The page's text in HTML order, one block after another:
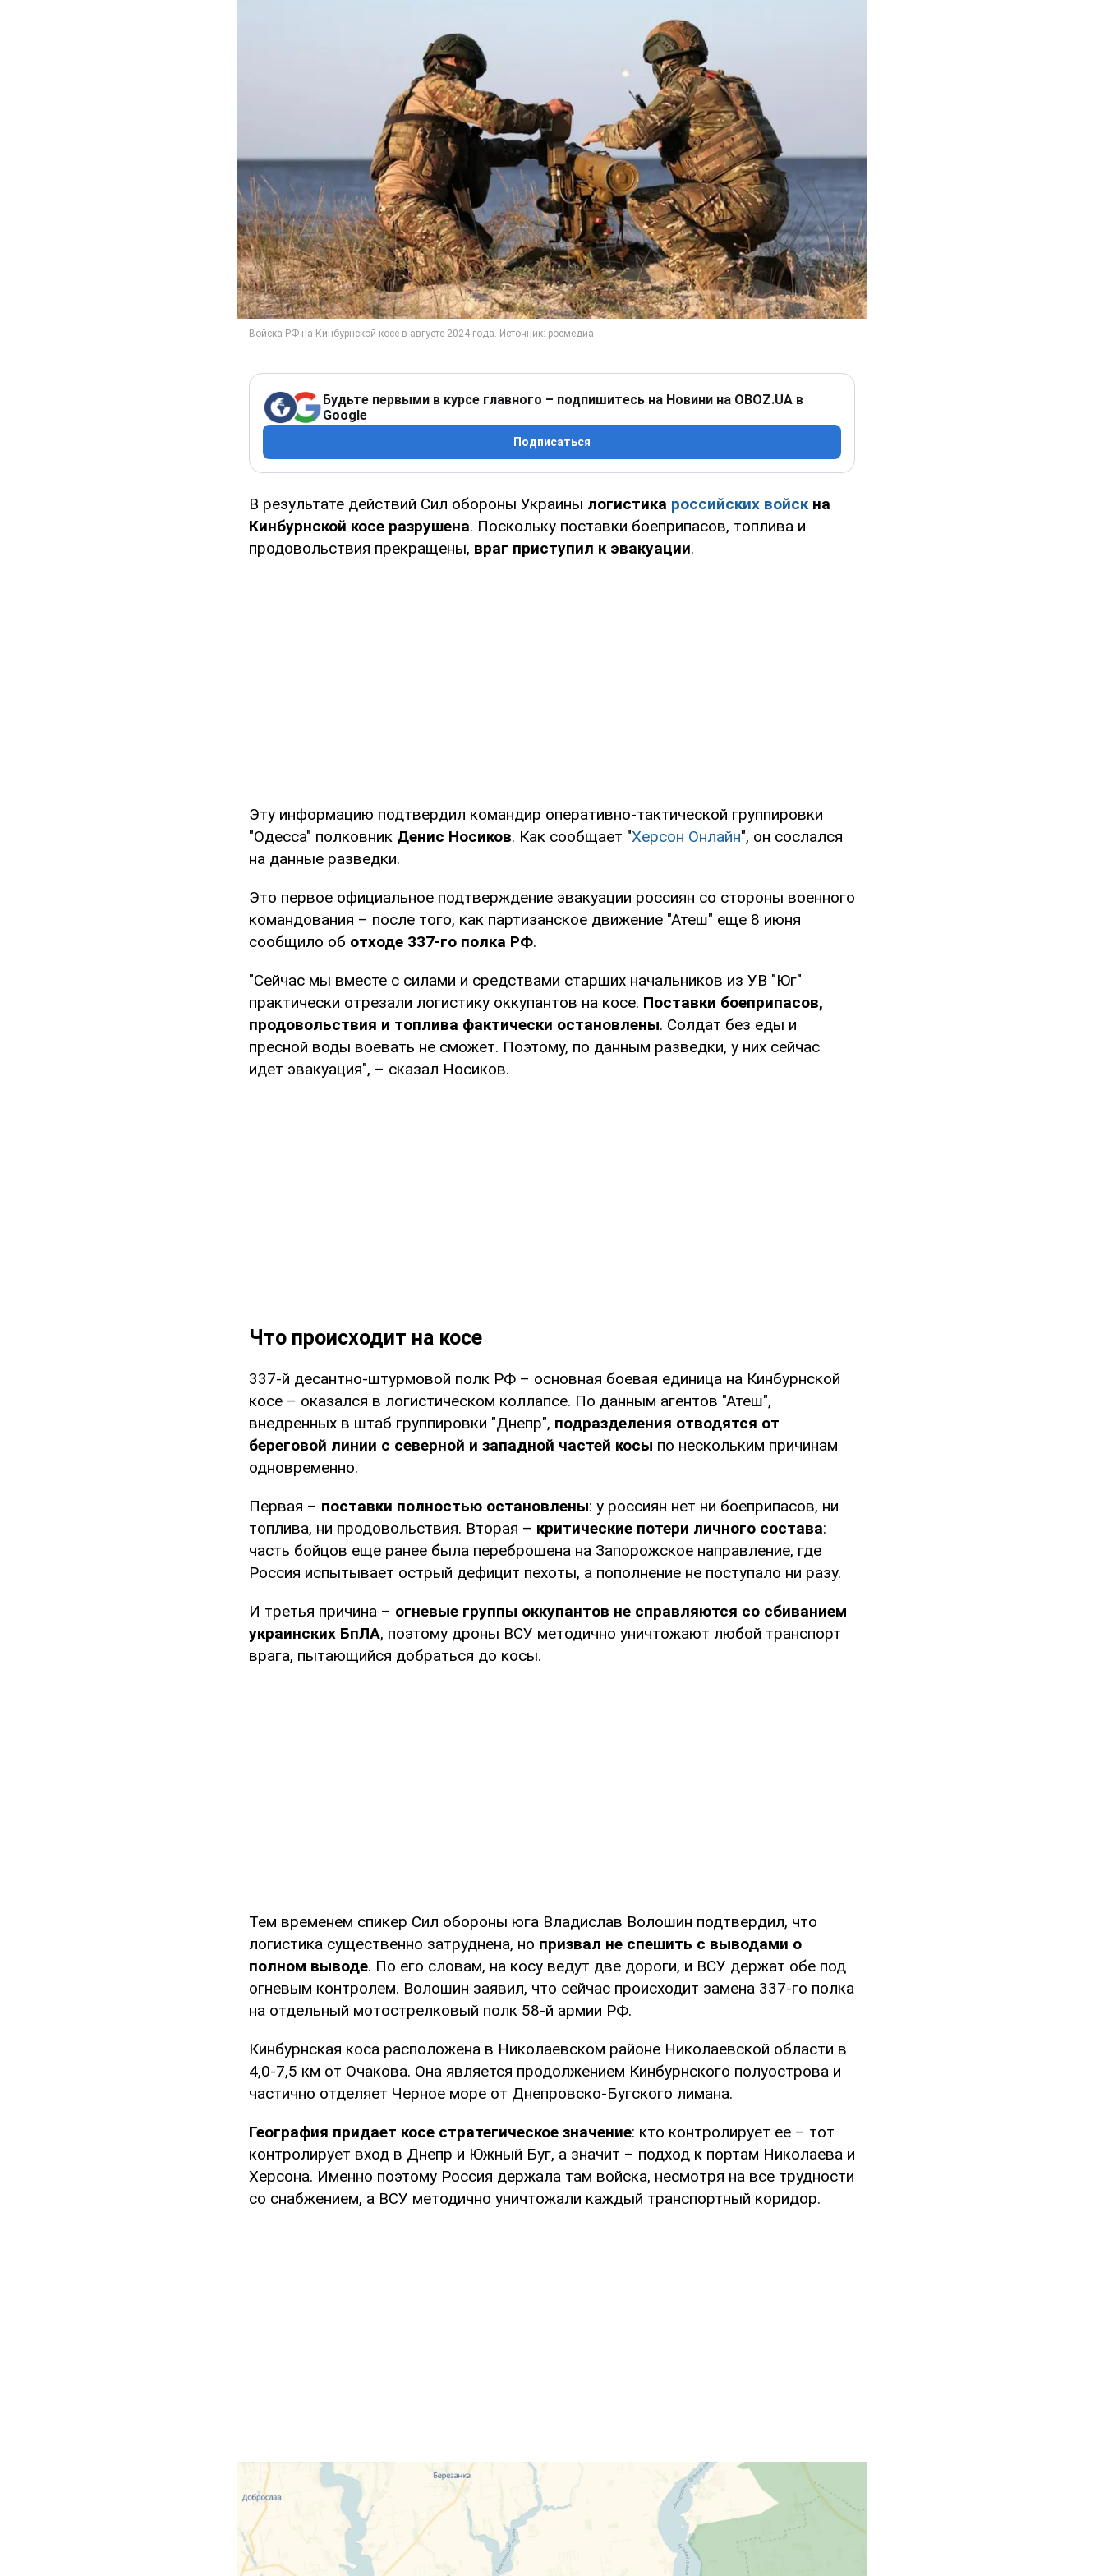
Будьте первыми в курсе главного – подпишитесь на Новини на OBOZ.UA в
Google
Подписаться
В результате действий Сил обороны Украины логистика российских войскна
Кинбурнской косе разрушена. Поскольку поставки боеприпасов, топлива и
продовольствия прекращены, враг приступил к эвакуации.
Эту информацию подтвердил командир оперативно-тактической группировки
"Одесса" полковник Денис Носиков. Как сообщает "Херсон Онлайн", он сослался
на данные разведки.
Это первое официальное подтверждение эвакуации россиян со стороны военного
командования – после того, как партизанское движение "Атеш" еще 8 июня
сообщило об отходе 337-го полка РФ.
"Сейчас мы вместе с силами и средствами старших начальников из УВ "Юг"
практически отрезали логистику оккупантов на косе. Поставки боеприпасов,
продовольствия и топлива фактически остановлены. Солдат без еды и
пресной воды воевать не сможет. Поэтому, по данным разведки, у них сейчас
идет эвакуация", – сказал Носиков.
Что происходит на косе
337-й десантно-штурмовой полк РФ – основная боевая единица на Кинбурнской
косе – оказался в логистическом коллапсе. По данным агентов "Атеш",
внедренных в штаб группировки "Днепр", подразделения отводятся от
береговой линии с северной и западной частей косы по нескольким причинам
одновременно.
Первая – поставки полностью остановлены: у россиян нет ни боеприпасов, ни
топлива, ни продовольствия. Вторая – критические потери личного состава:
часть бойцов еще ранее была переброшена на Запорожское направление, где
Россия испытывает острый дефицит пехоты, а пополнение не поступало ни разу.
И третья причина – огневые группы оккупантов не справляются со сбиванием
украинских БпЛА, поэтому дроны ВСУ методично уничтожают любой транспорт
врага, пытающийся добраться до косы.
Тем временем спикер Сил обороны юга Владислав Волошин подтвердил, что
логистика существенно затруднена, но призвал не спешить с выводами о
полном выводе. По его словам, на косу ведут две дороги, и ВСУ держат обе под
огневым контролем. Волошин заявил, что сейчас происходит замена 337-го полка
на отдельный мотострелковый полк 58-й армии РФ.
Кинбурнская коса расположена в Николаевском районе Николаевской области в
4,0-7,5 км от Очакова. Она является продолжением Кинбурнского полуострова и
частично отделяет Черное море от Днепровско-Бугского лимана.
География придает косе стратегическое значение: кто контролирует ее – тот
контролирует вход в Днепр и Южный Буг, а значит – подход к портам Николаева и
Херсона. Именно поэтому Россия держала там войска, несмотря на все трудности
со снабжением, а ВСУ методично уничтожали каждый транспортный коридор.